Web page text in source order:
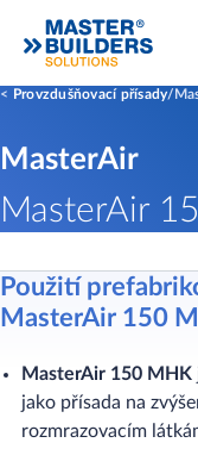
Provzdušňovací přísady
MasterAir
MasterAir
Použití
MasterAir 150
MasterAir 150 MHK
jako přísada na
rozmrazovacím